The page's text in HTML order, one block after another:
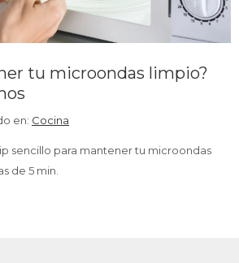
tu microondas limpio?
en: Cocina
sencillo para mantener tu microondas
de 5 min.